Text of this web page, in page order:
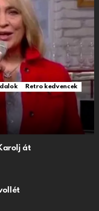
Retro kedvencek
át